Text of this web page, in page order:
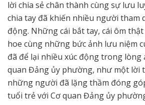
lời chia sẻ chân thành cùng sự lưu
chia tay đã khiến nhiều người tham
động. Những cái bắt tay, cái ôm
hoe cùng những bức ảnh lưu niệm
đã để lại nhiều xúc động trong lòng
quan Đảng ủy phường, như một lời
những người đã lặng thầm đóng
tuổi trẻ với Cơ quan Đảng ủy